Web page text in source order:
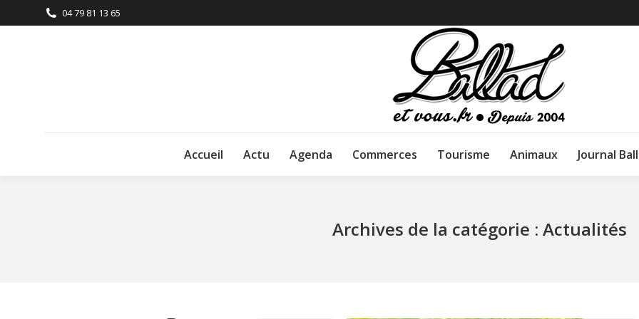
04 79 81 13 65
Accueil Actu Agenda Commerces Tourisme Animaux Journal
Archives de la catégorie : Actualités